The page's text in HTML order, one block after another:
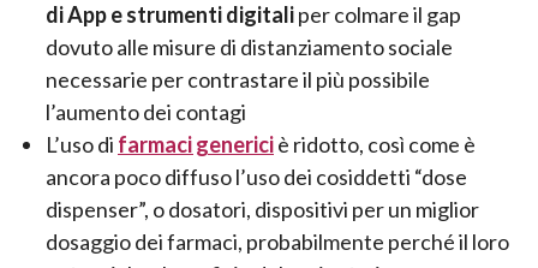
di App e strumenti digitaliper colmare il gap
dovuto alle misure di distanziamento sociale
necessarie per contrastare il più possibile
l’aumento dei contagi
L’uso di farmaci genericiè ridotto, così come è
ancora poco diffuso l’uso dei cosiddetti “dose
dispenser”, o dosatori, dispositivi per un miglior
dosaggio dei farmaci, probabilmente perché il loro